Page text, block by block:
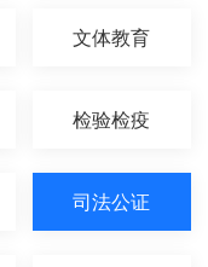
文体教育
检验检疫
司法公证